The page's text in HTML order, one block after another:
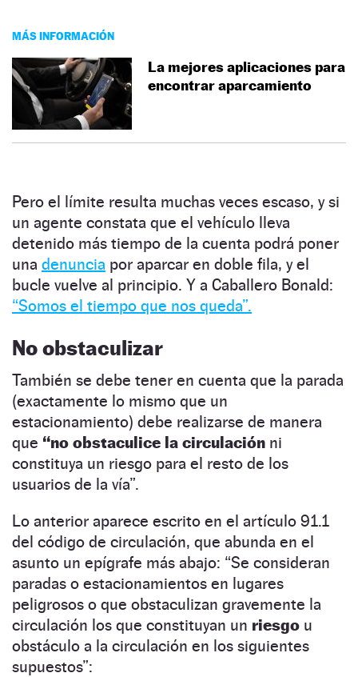
MÁS INFORMACIÓN
La mejores aplicaciones para
encontrar aparcamiento
Pero el límite resulta muchas veces escaso, y si
un agente constata que el vehículo lleva
detenido más tiempo de la cuenta podrá poner
una denuncia por aparcar en doble fila, y el
bucle vuelve al principio. Y a Caballero Bonald:
“Somos el tiempo que nos queda”.
No obstaculizar
También se debe tener en cuenta que la parada
(exactamente lo mismo que un
estacionamiento) debe realizarse de manera
que “no obstaculice la circulación ni
constituya un riesgo para el resto de los
usuarios de la vía”.
Lo anterior aparece escrito en el artículo 91.1
del código de circulación, que abunda en el
asunto un epígrafe más abajo: “Se consideran
paradas o estacionamientos en lugares
peligrosos o que obstaculizan gravemente la
circulación los que constituyan un riesgo u
obstáculo a la circulación en los siguientes
supuestos”: